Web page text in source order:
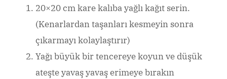
20×20 cm kare kalıba yağlı kağıt serin.
(Kenarlardan taşanları kesmeyin sonra
çıkarmayı kolaylaştırır)
Yağı büyük bir tencereye koyun ve düşük
ateşte yavaş yavaş erimeye bırakın